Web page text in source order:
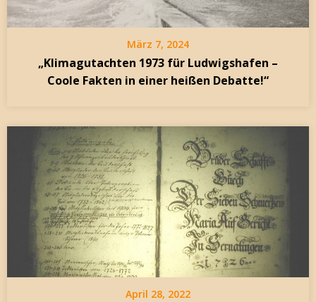
März 7, 2024
„Klimagutachten 1973 für Ludwigshafen –
Coole Fakten in einer heißen Debatte!“
April 28, 2022